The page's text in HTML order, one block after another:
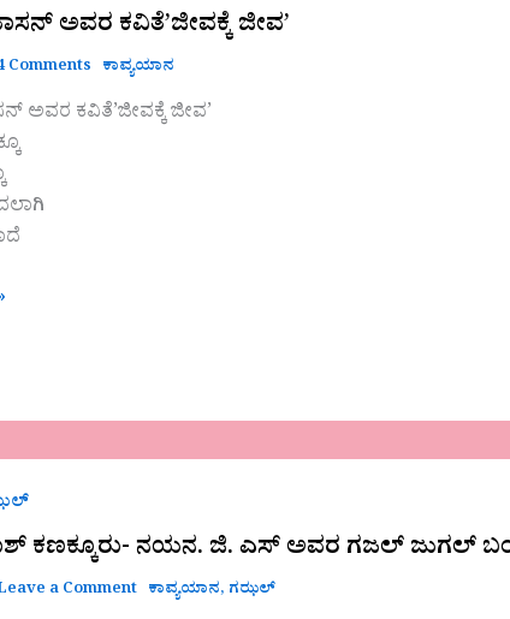
ಅವರ ಕವಿತೆ’ಜೀವಕ್ಕೆ ಜೀವ’
Comments ಕಾವ್ಯಯಾನ
ಅವರ ಕವಿತೆ’ಜೀವಕ್ಕೆ ಜೀವ’
ಕಣಕ್ಕೂರು- ನಯನ. ಜಿ. ಎಸ್‌ ಅವರ ಗಜಲ್ ಜುಗಲ್
a Comment ಕಾವ್ಯಯಾನ, ಗಝಲ್